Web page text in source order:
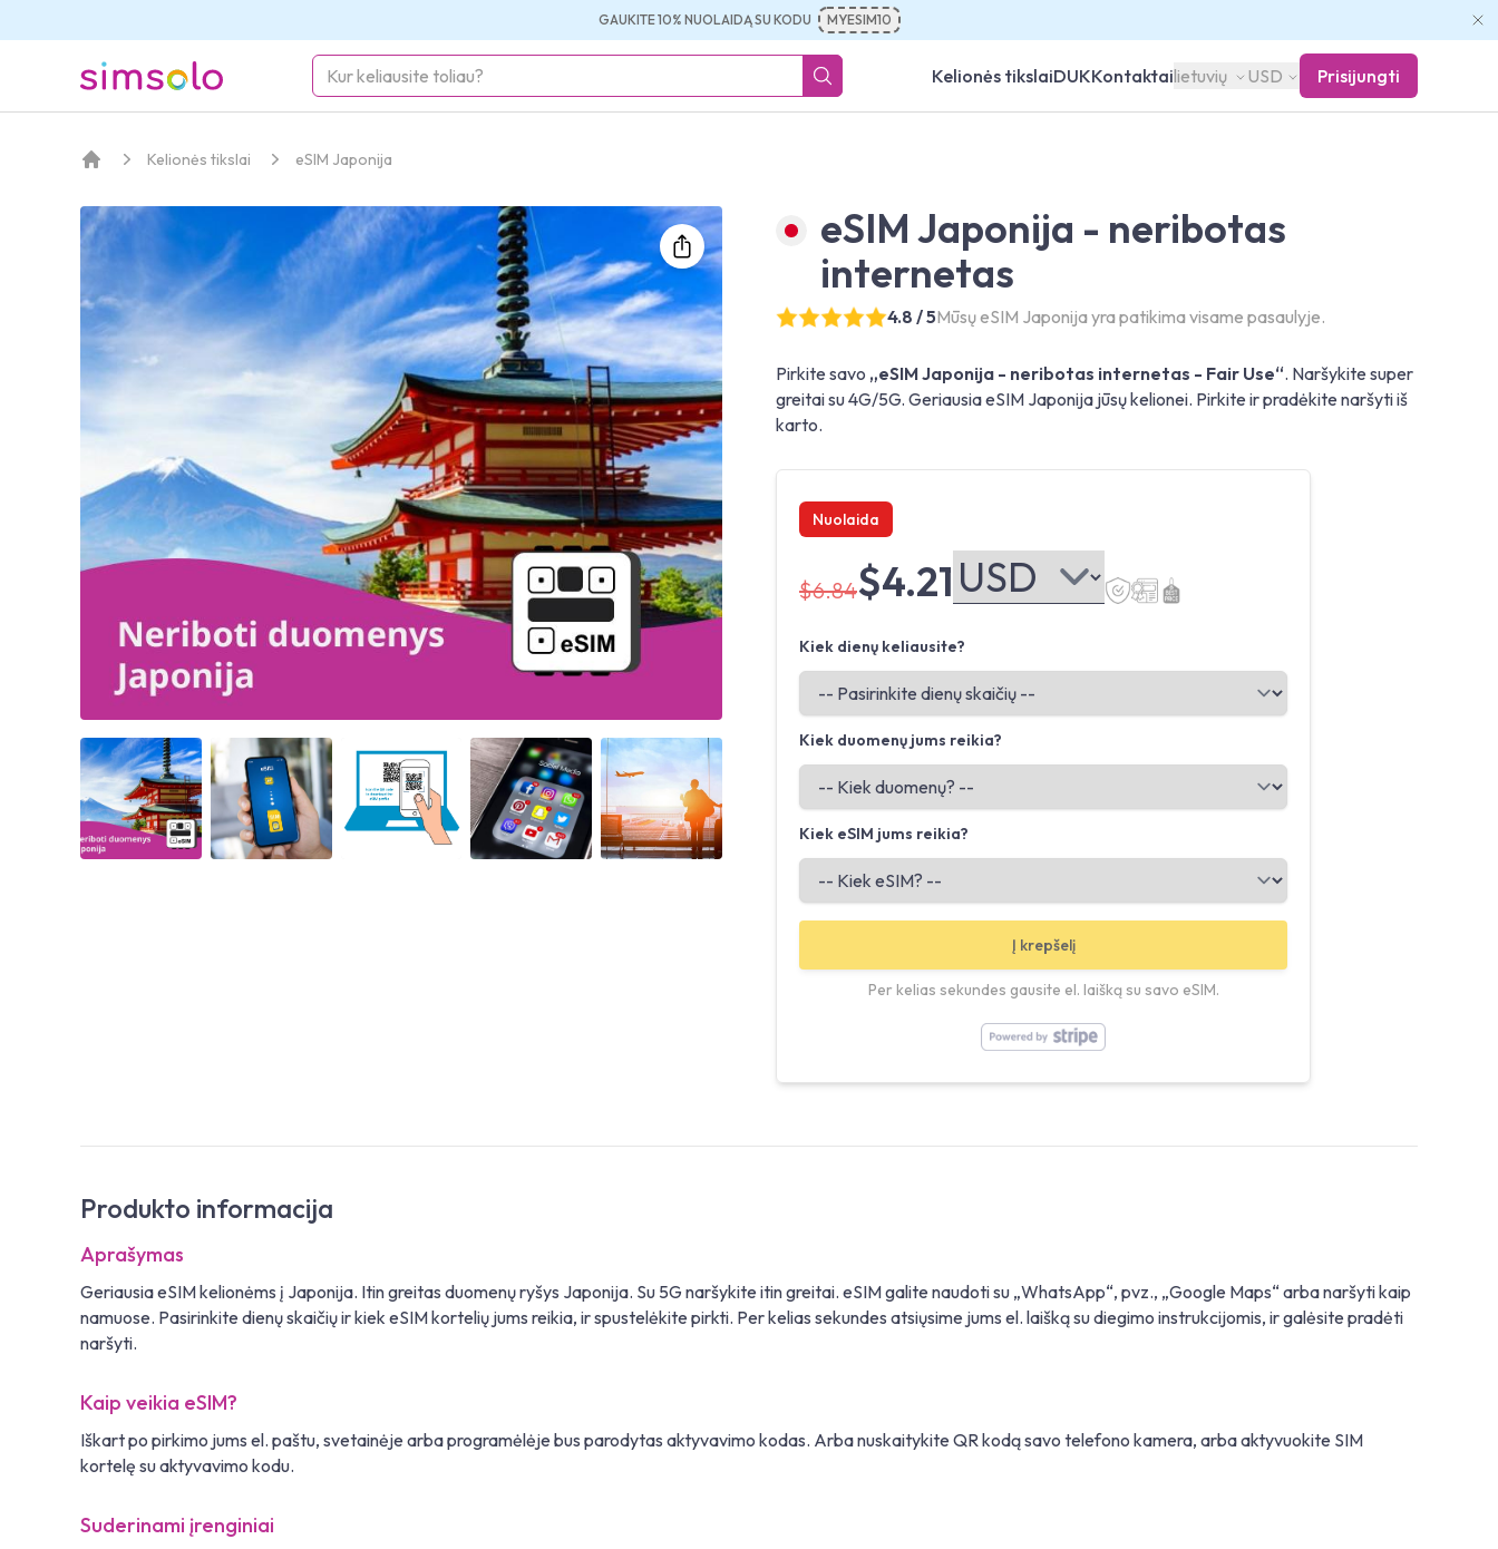
GAUKITE 10% NUOLAIDĄ SU KODU MYESIM10
simsolo Kelionės tikslaiDUKKontaktailietuvių USD Prisijungti
Kelionės tikslai eSIM Japonija
Angled view Angled view Angled view Angled view Angled view
eSIM Japonija - neribotas
internetas
4.8 / 5Mūsų eSIM Japonija yra patikima visame pasaulyje.
Pirkite savo „eSIM Japonija - neribotas internetas - Fair Use“. Naršykite super
greitai su 4G/5G. Geriausia eSIM Japonija jūsų kelionei. Pirkite ir pradėkite naršyti iš
karto.
Nuolaida
$6.84$4.21
Kiek dienų keliausite?
Kiek duomenų jums reikia?
Kiek eSIM jums reikia?
Į krepšelį
Per kelias sekundes gausite el. laišką su savo eSIM.
Produkto informacija
Aprašymas
Geriausia eSIM kelionėms į Japonija. Itin greitas duomenų ryšys Japonija. Su 5G naršykite itin greitai. eSIM galite naudoti su „WhatsApp“, pvz., „Google Maps“ arba naršyti kaip
namuose. Pasirinkite dienų skaičių ir kiek eSIM kortelių jums reikia, ir spustelėkite pirkti. Per kelias sekundes atsiųsime jums el. laišką su diegimo instrukcijomis, ir galėsite pradėti
naršyti.
Kaip veikia eSIM?
Iškart po pirkimo jums el. paštu, svetainėje arba programėlėje bus parodytas aktyvavimo kodas. Arba nuskaitykite QR kodą savo telefono kamera, arba aktyvuokite SIM
kortelę su aktyvavimo kodu.
Suderinami įrenginiai